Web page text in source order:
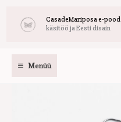
CasadeMariposa e-pood
käsitöö ja Eesti disain
Menüü